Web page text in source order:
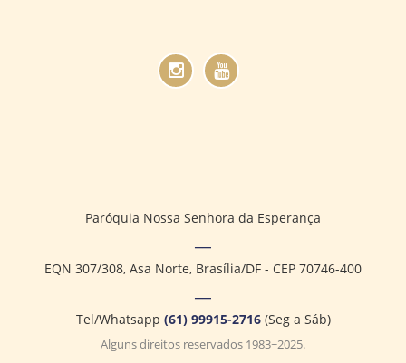
Paróquia Nossa Senhora da Esperança
EQN 307/308, Asa Norte, Brasília/DF - CEP 70746-400
Tel/Whatsapp (61) 99915-2716(Seg a Sáb)
Alguns direitos reservados 1983~2025.